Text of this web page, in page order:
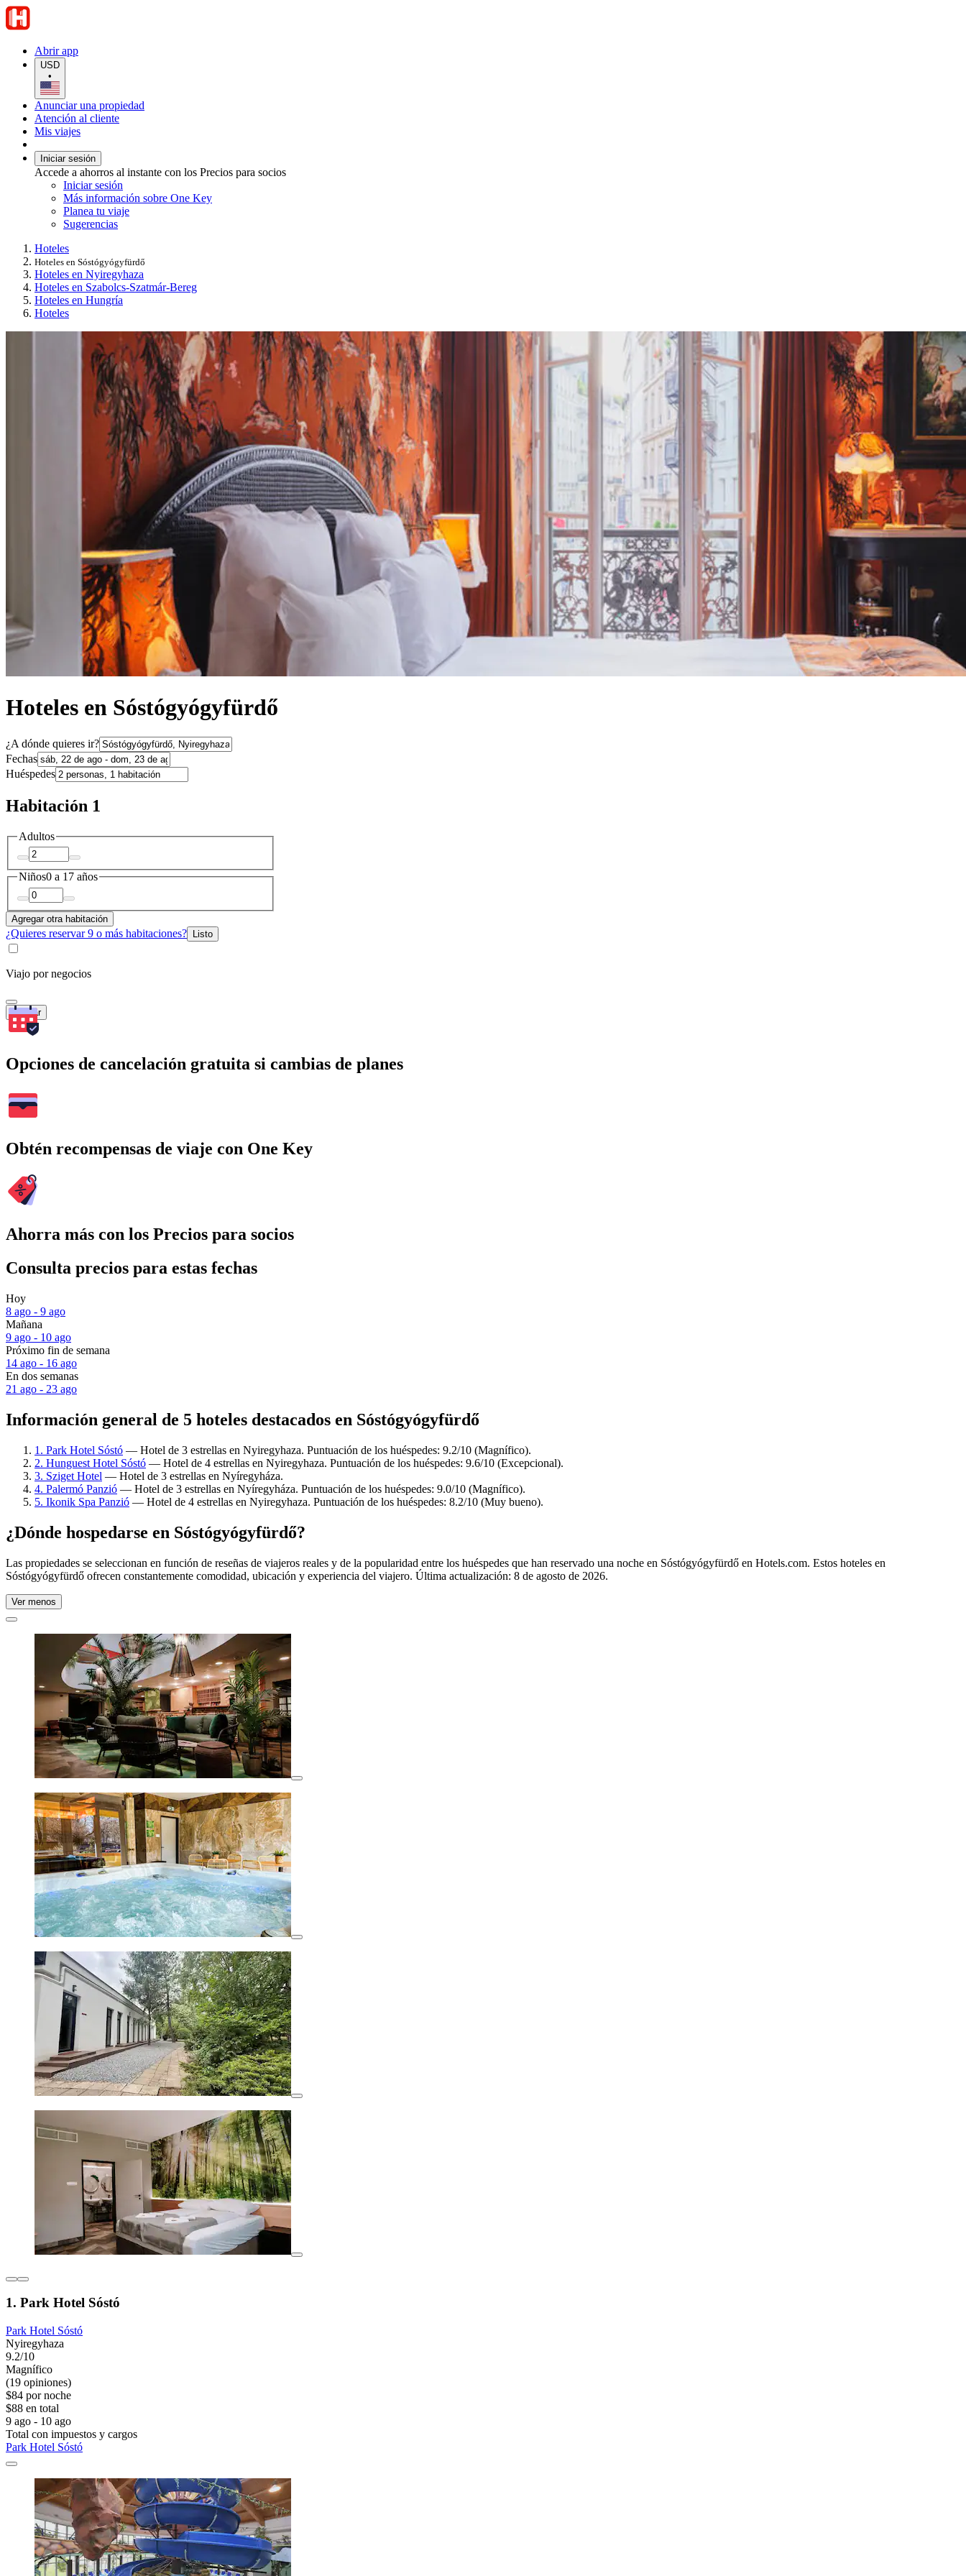
Abrir app
USD
•
Anunciar una propiedad
Atención al cliente
Mis viajes
Iniciar sesión
Accede a ahorros al instante con los Precios para socios
Iniciar sesión
Más información sobre One Key
Planea tu viaje
Sugerencias
Hoteles
Hoteles en Sóstógyógyfürdő
Hoteles en Nyiregyhaza
Hoteles en Szabolcs-Szatmár-Bereg
Hoteles en Hungría
Hoteles
Hoteles en Sóstógyógyfürdő
¿A dónde quieres ir?
Fechas
Huéspedes
Habitación 1
Adultos
Niños0 a 17 años
Agregar otra habitación
¿Quieres reservar 9 o más habitaciones? Listo
Viajo por negocios
Buscar
Opciones de cancelación gratuita si cambias de planes
Obtén recompensas de viaje con One Key
Ahorra más con los Precios para socios
Consulta precios para estas fechas
Hoy
8 ago - 9 ago
Mañana
9 ago - 10 ago
Próximo fin de semana
14 ago - 16 ago
En dos semanas
21 ago - 23 ago
Información general de 5 hoteles destacados en Sóstógyógyfürdő
1. Park Hotel Sóstó — Hotel de 3 estrellas en Nyiregyhaza. Puntuación de los huéspedes: 9.2/10 (Magnífico).
2. Hunguest Hotel Sóstó — Hotel de 4 estrellas en Nyiregyhaza. Puntuación de los huéspedes: 9.6/10 (Excepcional).
3. Sziget Hotel — Hotel de 3 estrellas en Nyíregyháza.
4. Palermó Panzió — Hotel de 3 estrellas en Nyíregyháza. Puntuación de los huéspedes: 9.0/10 (Magnífico).
5. Ikonik Spa Panzió — Hotel de 4 estrellas en Nyiregyhaza. Puntuación de los huéspedes: 8.2/10 (Muy bueno).
¿Dónde hospedarse en Sóstógyógyfürdő?
Las propiedades se seleccionan en función de reseñas de viajeros reales y de la popularidad entre los huéspedes que han reservado una noche en Sóstógyógyfürdő en Hotels.com. Estos hoteles en
Sóstógyógyfürdő ofrecen constantemente comodidad, ubicación y experiencia del viajero. Última actualización: 8 de agosto de 2026.
Ver menos
1. Park Hotel Sóstó
Park Hotel Sóstó
Nyiregyhaza
9.2/10
Magnífico
(19 opiniones)
$84 por noche
$88 en total
9 ago - 10 ago
Total con impuestos y cargos
Park Hotel Sóstó